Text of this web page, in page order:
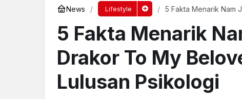
News Lifestyle
5 Fakta Menarik Nam
5 Fakta Menarik
Drakor To My
Lulusan Psikologi